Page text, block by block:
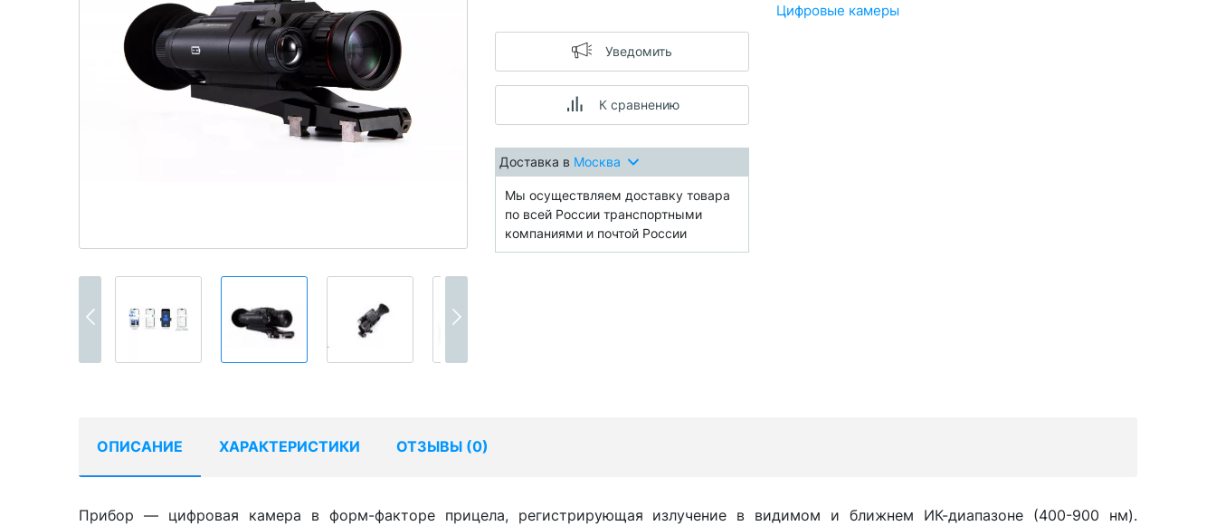
Уведомить
К сравнению
Доставка в Москва
Мы осуществляем доставку товара
по всей России транспортными
компаниями и почтой России
Цифровые камеры
ОПИСАНИЕ ХАРАКТЕРИСТИКИ ОТЗЫВЫ (0)
Прибор — цифровая камера в форм-факторе прицела, регистрирующая излучение в видимом и ближнем ИК-диапазоне (400-900 нм).